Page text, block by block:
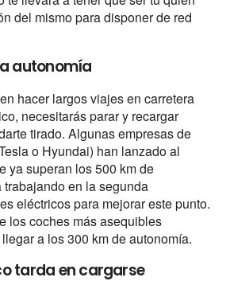
del mismo para disponer de red
autonomía
hacer largos viajes en carretera
necesitarás parar y recargar
tirado. Algunas empresas de
o Hyundai) han lanzado al
ya superan los 500 km de
en la segunda
eléctricos para mejorar este punto.
los coches más asequibles
a los 300 km de autonomía.
tarda en cargarse